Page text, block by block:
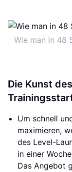
Wie man in 48
Die Kunst
Um schnell
maximieren,
des Level-
in einer
Das Angebot